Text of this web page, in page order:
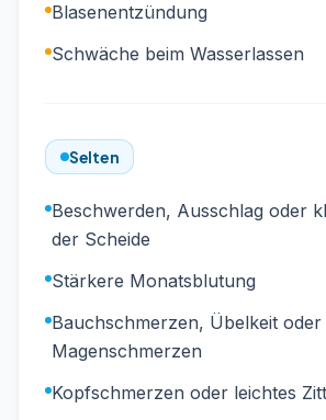
Blasenentzündung
Schwäche beim Wasserlassen
Selten
Beschwerden, Ausschlag oder
der Scheide
Stärkere Monatsblutung
Bauchschmerzen, Übelkeit oder
Magenschmerzen
Kopfschmerzen oder leichtes